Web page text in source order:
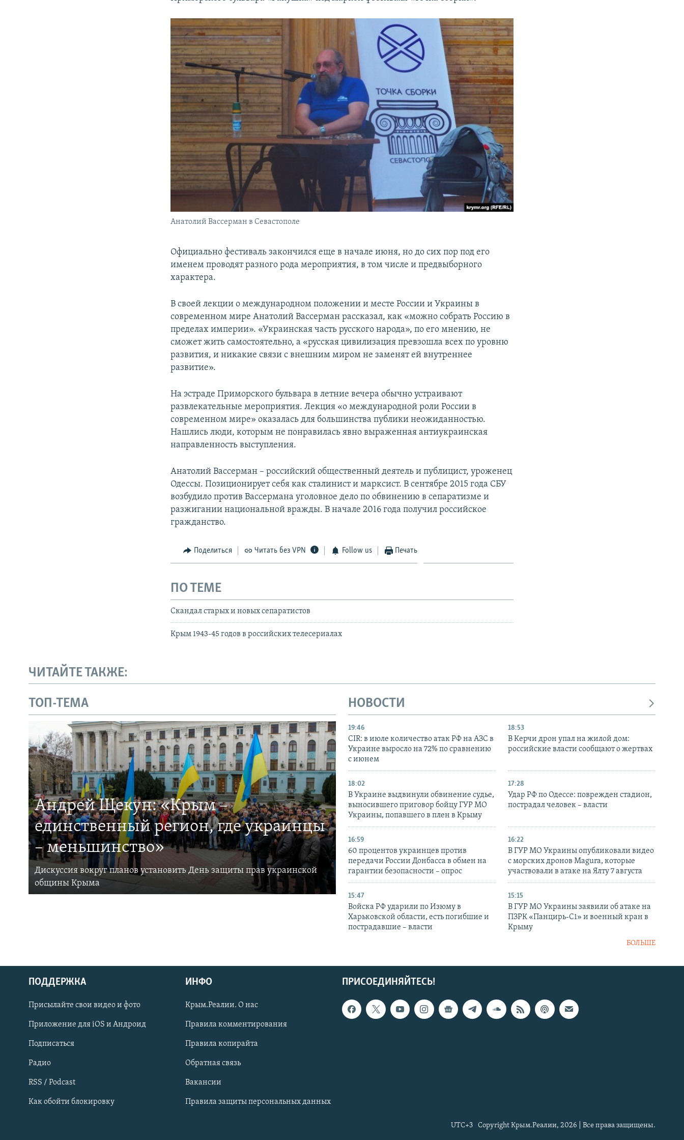
Українською
Qırımtatar
ПРИСОЕДИНЯЙТЕСЬ!
Анатолий Вассерман в Севастополе
Официально фестиваль закончился еще в начале июня, но до сих пор под его
именем проводят разного рода мероприятия, в том числе и предвыборного
характера.
В своей лекции о международном положении и месте России и Украины в
современном мире Анатолий Вассерман рассказал, как «можно собрать Россию в
пределах империи». «Украинская часть русского народа», по его мнению, не
сможет жить самостоятельно, а «русская цивилизация превзошла всех по уровню
развития, и никакие связи с внешним миром не заменят ей внутреннее
развитие».
На эстраде Приморского бульвара в летние вечера обычно устраивают
развлекательные мероприятия. Лекция «о международной роли России в
современном мире» оказалась для большинства публики неожиданностью.
Нашлись люди, которым не понравилась явно выраженная антиукраинская
направленность выступления.
Анатолий Вассерман – российский общественный деятель и публицист, уроженец
Одессы. Позиционирует себя как сталинист и марксист. В сентябре 2015 года СБУ
возбудило против Вассермана уголовное дело по обвинению в сепаратизме и
разжигании национальной вражды. В начале 2016 года получил российское
гражданство.
Поделиться Читать без VPN Follow us Печать
ПО ТЕМЕ
Скандал старых и новых сепаратистов
Крым 1943-45 годов в российских телесериалах
ЧИТАЙТЕ ТАКЖЕ:
ТОП-ТЕМА
Андрей Щекун: «Крым –
единственный регион, где украинцы
– меньшинство»
Дискуссия вокруг планов установить День защиты прав украинской
общины Крыма
НОВОСТИ
19:46
CIR: в июле количество атак РФ на АЗС в
Украине выросло на 72% по сравнению
с июнем
18:53
В Керчи дрон упал на жилой дом:
российские власти сообщают о жертвах
18:02
В Украине выдвинули обвинение судье,
выносившего приговор бойцу ГУР МО
Украины, попавшего в плен в Крыму
17:28
Удар РФ по Одессе: поврежден стадион,
пострадал человек – власти
16:59
60 процентов украинцев против
передачи России Донбасса в обмен на
гарантии безопасности – опрос
16:22
В ГУР МО Украины опубликовали видео
с морских дронов Magura, которые
участвовали в атаке на Ялту 7 августа
15:47
Войска РФ ударили по Изюму в
Харьковской области, есть погибшие и
пострадавшие – власти
15:15
В ГУР МО Украины заявили об атаке на
ПЗРК «Панцирь-С1» и военный кран в
Крыму
БОЛЬШЕ
ПРИСОЕДИНЯЙТЕСЬ!
ПОДДЕРЖКА
Присылайте свои видео и фото
Приложение для iOS и Андроид
Подписаться
Радио
RSS / Podcast
Как обойти блокировку
ИНФО
Крым.Реалии. О нас
Правила комментирования
Правила копирайта
Обратная связь
Вакансии
Правила защиты персональных данных
Copyright Крым.Реалии, 2026 | Все права защищены.
UTC+3